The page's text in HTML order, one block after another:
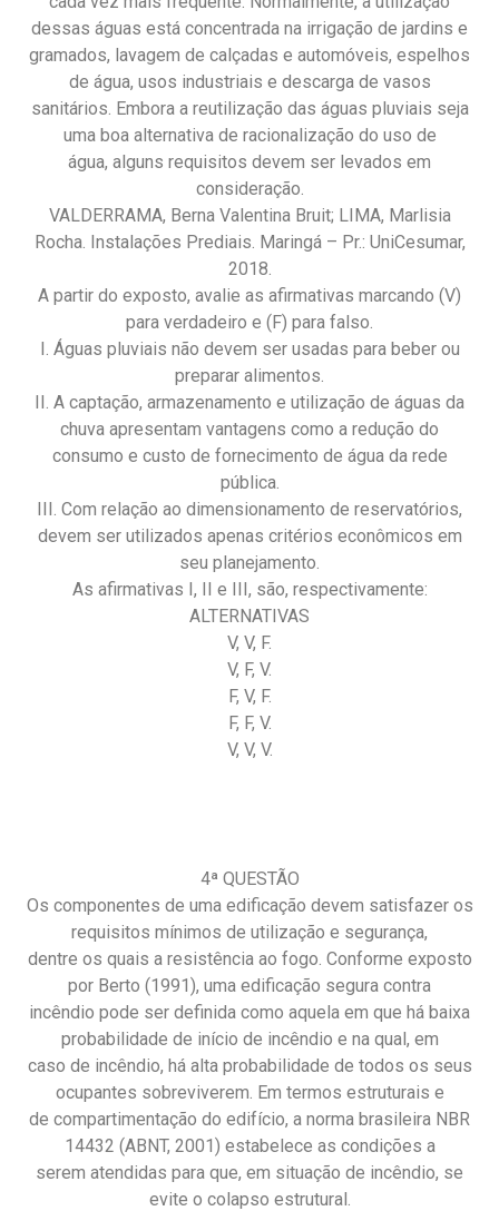
dessas águas está concentrada na irrigação de jardins e
gramados, lavagem de calçadas e automóveis, espelhos
de água, usos industriais e descarga de vasos
sanitários. Embora a reutilização das águas pluviais seja
uma boa alternativa de racionalização do uso de
água, alguns requisitos devem ser levados em
consideração.
VALDERRAMA, Berna Valentina Bruit; LIMA, Marlisia
Rocha. Instalações Prediais. Maringá – Pr.: UniCesumar,
2018.
A partir do exposto, avalie as afirmativas marcando (V)
para verdadeiro e (F) para falso.
I. Águas pluviais não devem ser usadas para beber ou
preparar alimentos.
II. A captação, armazenamento e utilização de águas da
chuva apresentam vantagens como a redução do
consumo e custo de fornecimento de água da rede
pública.
III. Com relação ao dimensionamento de reservatórios,
devem ser utilizados apenas critérios econômicos em
seu planejamento.
As afirmativas I, II e III, são, respectivamente:
ALTERNATIVAS
V, V, F.
V, F, V.
F, V, F.
F, F, V.
V, V, V.
4ª QUESTÃO
Os componentes de uma edificação devem satisfazer os
requisitos mínimos de utilização e segurança,
dentre os quais a resistência ao fogo. Conforme exposto
por Berto (1991), uma edificação segura contra
incêndio pode ser definida como aquela em que há baixa
probabilidade de início de incêndio e na qual, em
caso de incêndio, há alta probabilidade de todos os seus
ocupantes sobreviverem. Em termos estruturais e
de compartimentação do edifício, a norma brasileira NBR
14432 (ABNT, 2001) estabelece as condições a
serem atendidas para que, em situação de incêndio, se
evite o colapso estrutural.